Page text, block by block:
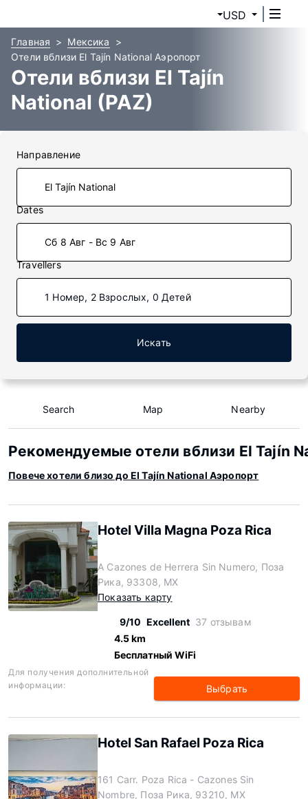
USD
Главная
Мексика
Отели вблизи El Tajín National Аэропорт
Отели вблизи El Tajín
National (PAZ)
Направление
Dates
Сб 8 Авг - Вс 9 Авг
Travellers
1 Номер, 2 Взрослых, 0 Детей
Искать
Search Map Nearby
Рекомендуемые отели вблизи El Tajín
Повече хотели близо до El Tajín National Аэропорт
Hotel Villa Magna Poza Rica
A Cazones de Herrera Sin Numero, Поза
Рика, 93308, MX
Показать карту
9/10 Excellent 37 отзывам
4.5 km
Бесплатный WiFi
Для получения дополнительной
информации:
Выбрать
Hotel San Rafael Poza Rica
161 Carr. Poza Rica - Cazones Sin
Nombre, Поза Рика, 93210, MX